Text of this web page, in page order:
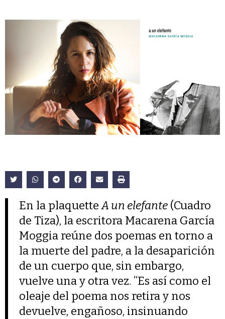
En la plaquetteA un elefante (Cuadro
de Tiza), la escritora Macarena García
Moggia reúne dos poemas en torno a
la muerte del padre, a la desaparición
de un cuerpo que, sin embargo,
vuelve una y otra vez. “Es así como el
oleaje del poema nos retira y nos
devuelve, engañoso, insinuando